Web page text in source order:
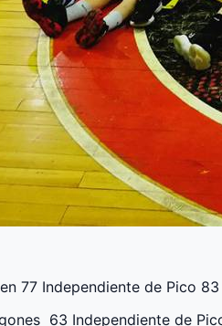
77 Independiente de Pico 83
63 Independiente de